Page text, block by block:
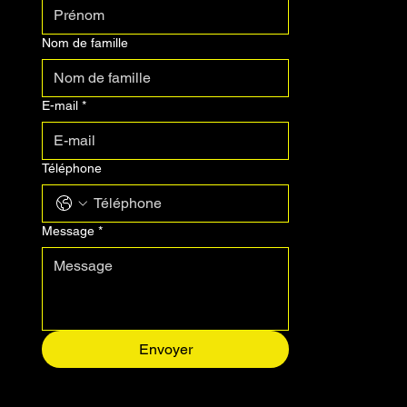
Prénom
Nom de famille
E-mail *
Téléphone
Message *